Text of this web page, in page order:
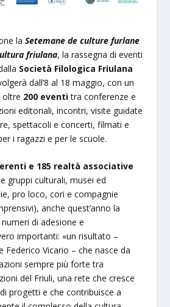
laSetemane de culture furlane
friulana, la rassegna di eventi
Società Filologica Friulana
dall’8 al 18 maggio, con un
oltre 200 eventitra conferenze e
editoriali, incontri, visite guidate
spettacoli e concerti, filmati e
i ragazzi e per le scuole.
e 185 realtà associative
gruppi culturali, musei ed
pro loco, cori e compagnie
anche quest’anno la
di adesione e
importanti: «un risultato –
Federico Vicario – che nasce da
sempre più forte tra
del Friuli, una rete che cresce
progetti e che contribuisce a